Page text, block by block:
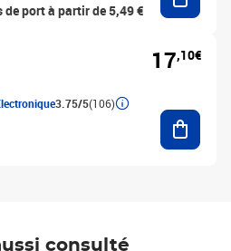
port à partir de 5,49 €
3.75/5(106)
17,10€
consulté